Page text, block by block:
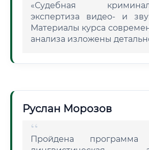
«Судебная
экспертиза видео- и
Материалы курса
анализа изложены
Руслан Морозов
Пройдена программа